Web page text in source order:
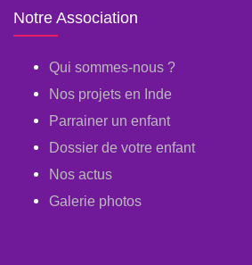
Notre Association
Qui sommes-nous ?
Nos projets en Inde
Parrainer un enfant
Dossier de votre enfant
Nos actus
Galerie photos